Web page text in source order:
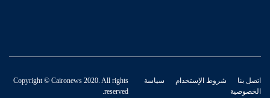
اتصل بنا شروط الإستخدام
سياسة
الخصوصية
Copyright © Caironews 2020. All rights
reserved.